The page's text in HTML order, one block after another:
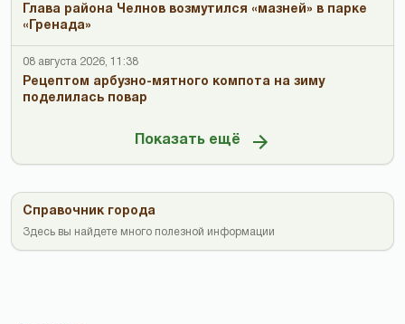
Глава района Челнов возмутился «мазней» в парке
«Гренада»
08 августа 2026, 11:38
Рецептом арбузно-мятного компота на зиму
поделилась повар
Показать ещё
Справочник города
Здесь вы найдете много полезной информации